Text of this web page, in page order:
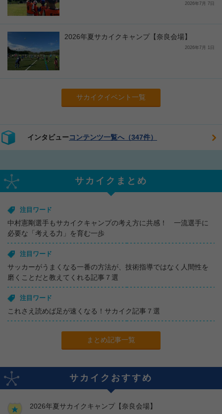
2026年7月 7日
2026年夏サカイクキャンプ【奈良会場】
2026年7月 1日
サカイクイベント一覧
インタビューコンテンツ一覧へ（347件）
サカイクまとめ
注目ワード
中村憲剛選手もサカイクキャンプの考え方に共感！ 一流選手に
必要な「考える力」を育む一歩
注目ワード
サッカーがうまくなる一番の方法が、技術指導ではなく人間性を
磨くことだと教えてくれる記事７選
注目ワード
これさえ読めば足が速くなる！サカイク記事７選
まとめ記事一覧
サカイクおすすめ
2026年夏サカイクキャンプ【奈良会場】